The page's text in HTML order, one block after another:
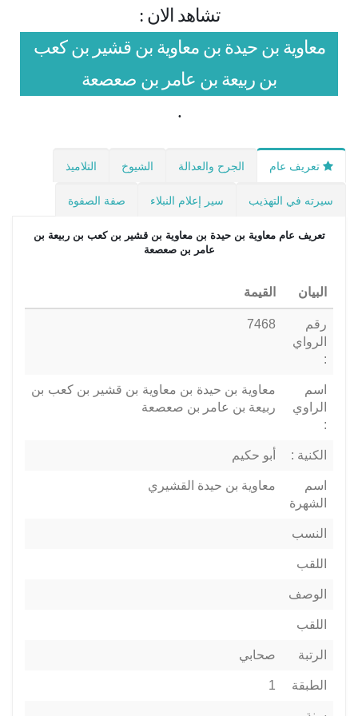
تشاهد الان :
معاوية بن حيدة بن معاوية بن قشير بن كعب
بن ربيعة بن عامر بن صعصعة
.
تعريف عام الجرح والعدالة الشيوخ التلاميذ
سيرته في التهذيب سير إعلام النبلاء صفة الصفوة
تعريف عاممعاوية بن حيدة بن معاوية بن قشير بن كعب بن ربيعة بن
عامر بن صعصعة
البيان القيمة
رقم
الرواي
:
7468
اسم
الراوي
:
معاوية بن حيدة بن معاوية بن قشير بن كعب بن
ربيعة بن عامر بن صعصعة
الكنية : أبو حكيم
اسم
الشهرة
معاوية بن حيدة القشيري
النسب
اللقب
الوصف
اللقب
الرتبة صحابي
الطبقة 1